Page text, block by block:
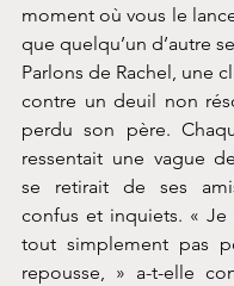
moment où vous le
que quelqu’un d’autre
Parlons de Rachel, une
contre un deuil non
perdu son père.
ressentait une vague
se retirait de ses
confus et inquiets. «
tout simplement pas
repousse, » a-t-elle